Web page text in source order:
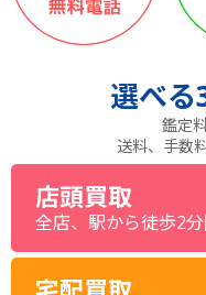
選べる
鑑定
送料、手数
店頭買取
全店、駅から徒歩2